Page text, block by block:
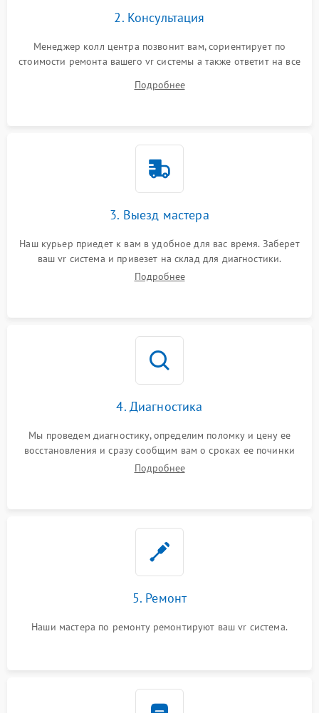
Неисправность системы
защиты от замыкания
Подробнее →
1000 ₽
2. Консультация
Менеджер колл центра позвонит вам, сориентирует по
стоимости ремонта вашего vr системы а также ответит на все
Подробнее
3. Выезд мастера
Наш курьер приедет к вам в удобное для вас время. Заберет
ваш vr система и привезет на склад для диагностики.
Подробнее
4. Диагностика
Мы проведем диагностику, определим поломку и цену ее
восстановления и сразу сообщим вам о сроках ее починки
Подробнее
5. Ремонт
Наши мастера по ремонту ремонтируют ваш vr система.